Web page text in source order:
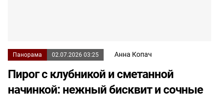
Панорама 02.07.2026 03:25 Анна Копач
Пирог с клубникой и сметанной
начинкой: нежный бисквит и сочные